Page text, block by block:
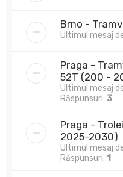
Brno -
Ultimul mesaj
Praga -
52T (200 -
Ultimul mesaj
Răspunsuri: 3
Praga -
2025-2030)
Ultimul mesaj
Răspunsuri: 1